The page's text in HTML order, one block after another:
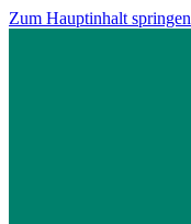
Zum Hauptinhalt springen